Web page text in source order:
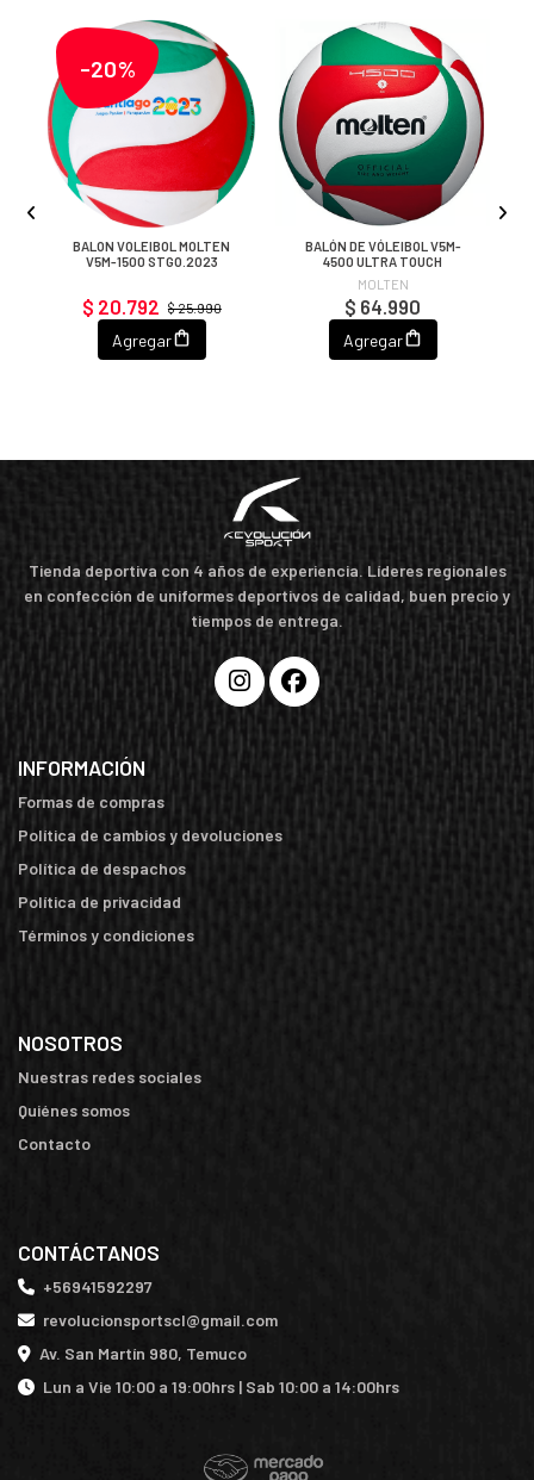
-20%
BALON VOLEIBOL MOLTEN
V5M-1500 STGO.2023
$ 25.990
$ 20.792
Agregar
BALÓN DE VÓLEIBOL V5M-
4500 ULTRA TOUCH
MOLTEN
$ 64.990
Agregar
Tienda deportiva con 4 años de experiencia. Líderes regionales
en confección de uniformes deportivos de calidad, buen precio y
tiempos de entrega.
INFORMACIÓN
Formas de compras
Política de cambios y devoluciones
Política de despachos
Política de privacidad
Términos y condiciones
NOSOTROS
Nuestras redes sociales
Quiénes somos
Contacto
CONTÁCTANOS
+56941592297
revolucionsportscl@gmail.com
Av. San Martín 980, Temuco
Lun a Vie 10:00 a 19:00hrs | Sab 10:00 a 14:00hrs